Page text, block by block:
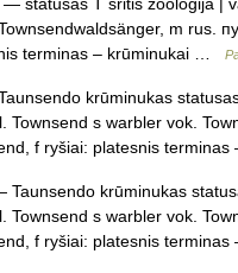
m rus.
terminas – krūminukai …
krūminukas
Townsend s warbler vok.
f ryšiai: platesnis
krūminukas
Townsend s warbler vok.
f ryšiai: platesnis